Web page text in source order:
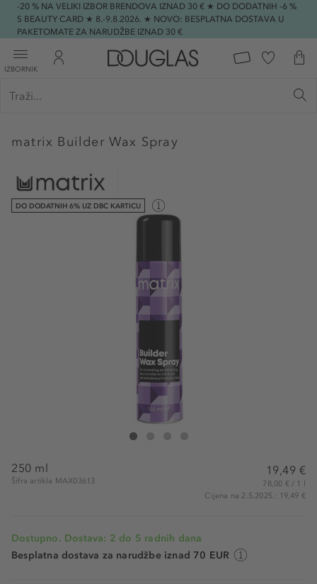
-20 % NA VELIKI IZBOR BRENDOVA IZNAD 30 € ★ DO DODATNIH -6 %
S BEAUTY CARD ★ 8.-9.8.2026. ★ NOVO: BESPLATNA DOSTAVA U
PAKETOMATE ZA NARUDŽBE IZNAD 30 €
IZBORNIK
matrix Builder Wax Spray
DO DODATNIH 6% UZ DBC KARTICU
matrix Builder Wax Spray
250 ml
Šifra artikla MAX03613
19,49 €
78,00 € / 1 l
Cijena na 2.5.2025.: 19,49 €
Dostupno. Dostava: 2 do 5 radnih dana
Besplatna dostava za narudžbe iznad 70 EUR